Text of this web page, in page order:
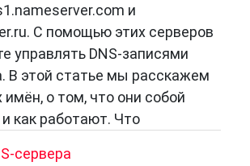
и
С помощью этих серверов
управлять DNS-записями
В этой статье мы расскажем
имён, о том, что они собой
как работают. Что
сервера